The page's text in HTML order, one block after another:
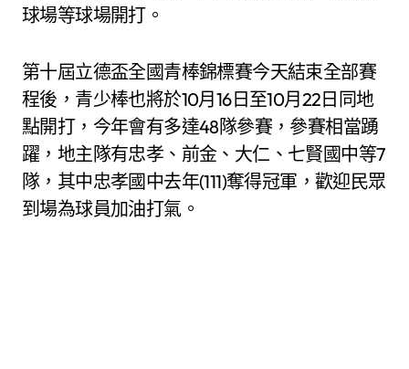
球場等球場開打。
第十屆立德盃全國青棒錦標賽今天結束全部賽
程後，青少棒也將於10月16日至10月22日同地
點開打，今年會有多達48隊參賽，參賽相當踴
躍，地主隊有忠孝、前金、大仁、七賢國中等7
隊，其中忠孝國中去年(111)奪得冠軍，歡迎民眾
到場為球員加油打氣。